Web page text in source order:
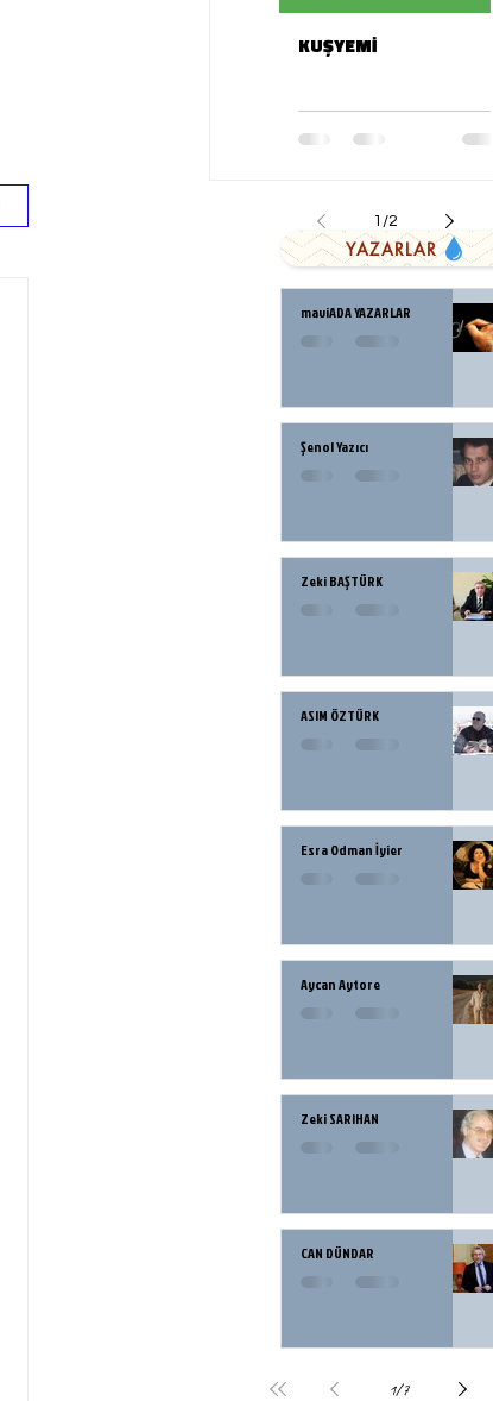
YAZARLAR
maviADA YAZARLAR
Şenol Yazıcı
Zeki BAŞTÜRK
ASIM ÖZTÜRK
Esra Odman İyier
Aycan Aytore
Zeki SARIHAN
CAN DÜNDAR
1/7
KUŞYEMİ
1 /2